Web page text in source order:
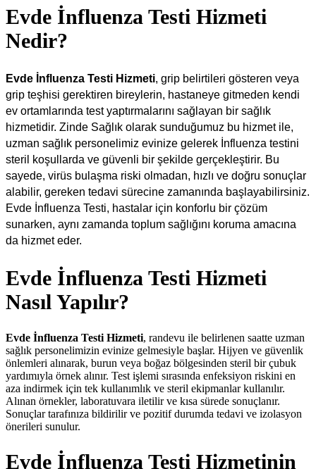
Evde İnfluenza Testi Hizmeti
Nedir?
Evde İnfluenza Testi Hizmeti, grip belirtileri gösteren veya
grip teşhisi gerektiren bireylerin, hastaneye gitmeden kendi
ev ortamlarında test yaptırmalarını sağlayan bir sağlık
hizmetidir. Zinde Sağlık olarak sunduğumuz bu hizmet ile,
uzman sağlık personelimiz evinize gelerek İnfluenza testini
steril koşullarda ve güvenli bir şekilde gerçekleştirir. Bu
sayede, virüs bulaşma riski olmadan, hızlı ve doğru sonuçlar
alabilir, gereken tedavi sürecine zamanında başlayabilirsiniz.
Evde İnfluenza Testi, hastalar için konforlu bir çözüm
sunarken, aynı zamanda toplum sağlığını koruma amacına
da hizmet eder.
Evde İnfluenza Testi Hizmeti
Nasıl Yapılır?
Evde İnfluenza Testi Hizmeti, randevu ile belirlenen saatte uzman
sağlık personelimizin evinize gelmesiyle başlar. Hijyen ve güvenlik
önlemleri alınarak, burun veya boğaz bölgesinden steril bir çubuk
yardımıyla örnek alınır. Test işlemi sırasında enfeksiyon riskini en
aza indirmek için tek kullanımlık ve steril ekipmanlar kullanılır.
Alınan örnekler, laboratuvara iletilir ve kısa sürede sonuçlanır.
Sonuçlar tarafınıza bildirilir ve pozitif durumda tedavi ve izolasyon
önerileri sunulur.
Evde İnfluenza Testi Hizmetinin